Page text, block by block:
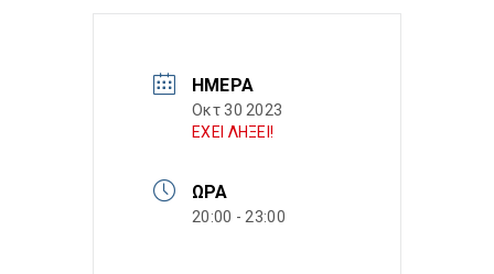
ΗΜΈΡΑ
Οκτ 30 2023
ΕΧΕΙ ΛΗΞΕΙ!
ΏΡΑ
20:00 - 23:00